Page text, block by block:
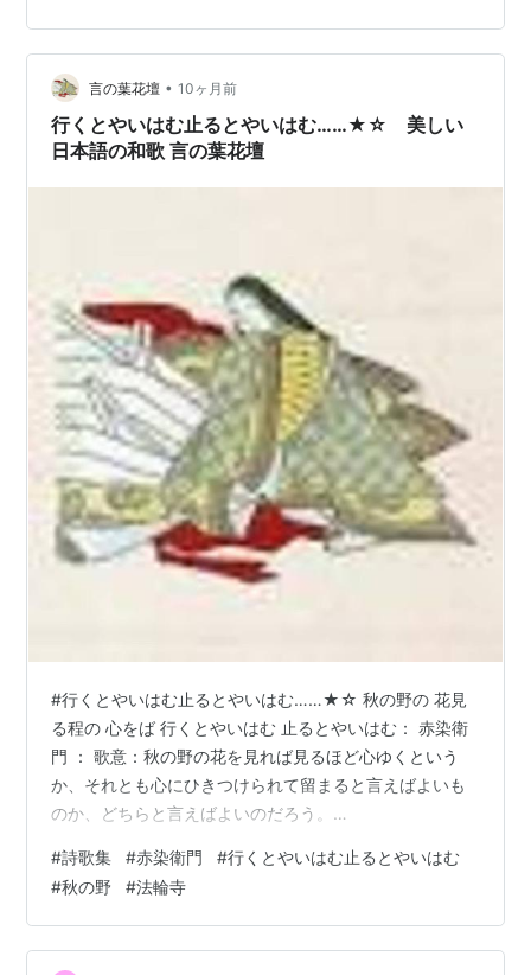
です。 恋の歌ですね。 作者の赤染衛門が、妹の代わりに
詠んだ歌です。妹には想いを寄せる人がいました。その
人は恋多き藤原道隆。54番の作者、儀…
言の葉花壇 • 10ヶ月前
行くとやいはむ止るとやいはむ……★☆ 美しい
日本語の和歌 言の葉花壇
#行くとやいはむ止るとやいはむ……★☆ 秋の野の 花見
る程の 心をば 行くとやいはむ 止るとやいはむ： 赤染衛
門 ： 歌意：秋の野の花を見れば見るほど心ゆくという
か、それとも心にひきつけられて留まると言えばよいも
のか、どちらと言えばよいのだろう。
なぁ、元気ぃ～？読み方やでぇ～あきののの はなみるほ
どの こころをば ゆくとやいはむ とまるとやいはむ今日
は秋日和なんでウチは京都 嵐山の嵯峨野を散策やで。お
や、あそこに誰か・・・もしもし、こんにちは。良いお
#詩歌集 #赤染衛門 #行くとやいはむ止るとやいはむ
#秋の野 #法輪寺